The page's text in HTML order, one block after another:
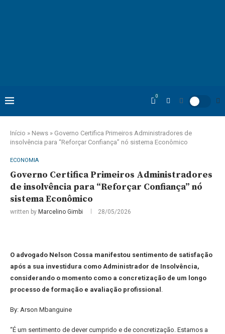
0
Início » News » Governo Certifica Primeiros Administradores de
insolvência para “Reforçar Confiança” nó sistema Econômico
ECONOMIA
Governo Certifica Primeiros Administradores
de insolvência para “Reforçar Confiança” nó
sistema Econômico
written by Marcelino Gimbi 28/05/2026
O advogado Nelson Cossa manifestou sentimento de satisfação
após a sua investidura como Administrador de Insolvência,
considerando o momento como a concretização de um longo
processo de formação e avaliação profissional .
By: Arson Mbanguine
“É um sentimento de dever cumprido e de concretização. Estamos a